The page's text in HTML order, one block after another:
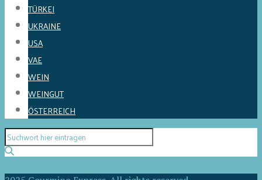
TÜRKEI
UKRAINE
USA
VAE
WEIN
WEINGUT
ÖSTERREICH